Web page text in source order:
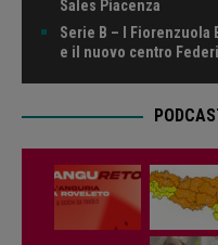
Sales Piacenza
Serie B – I
e il nuovo centro